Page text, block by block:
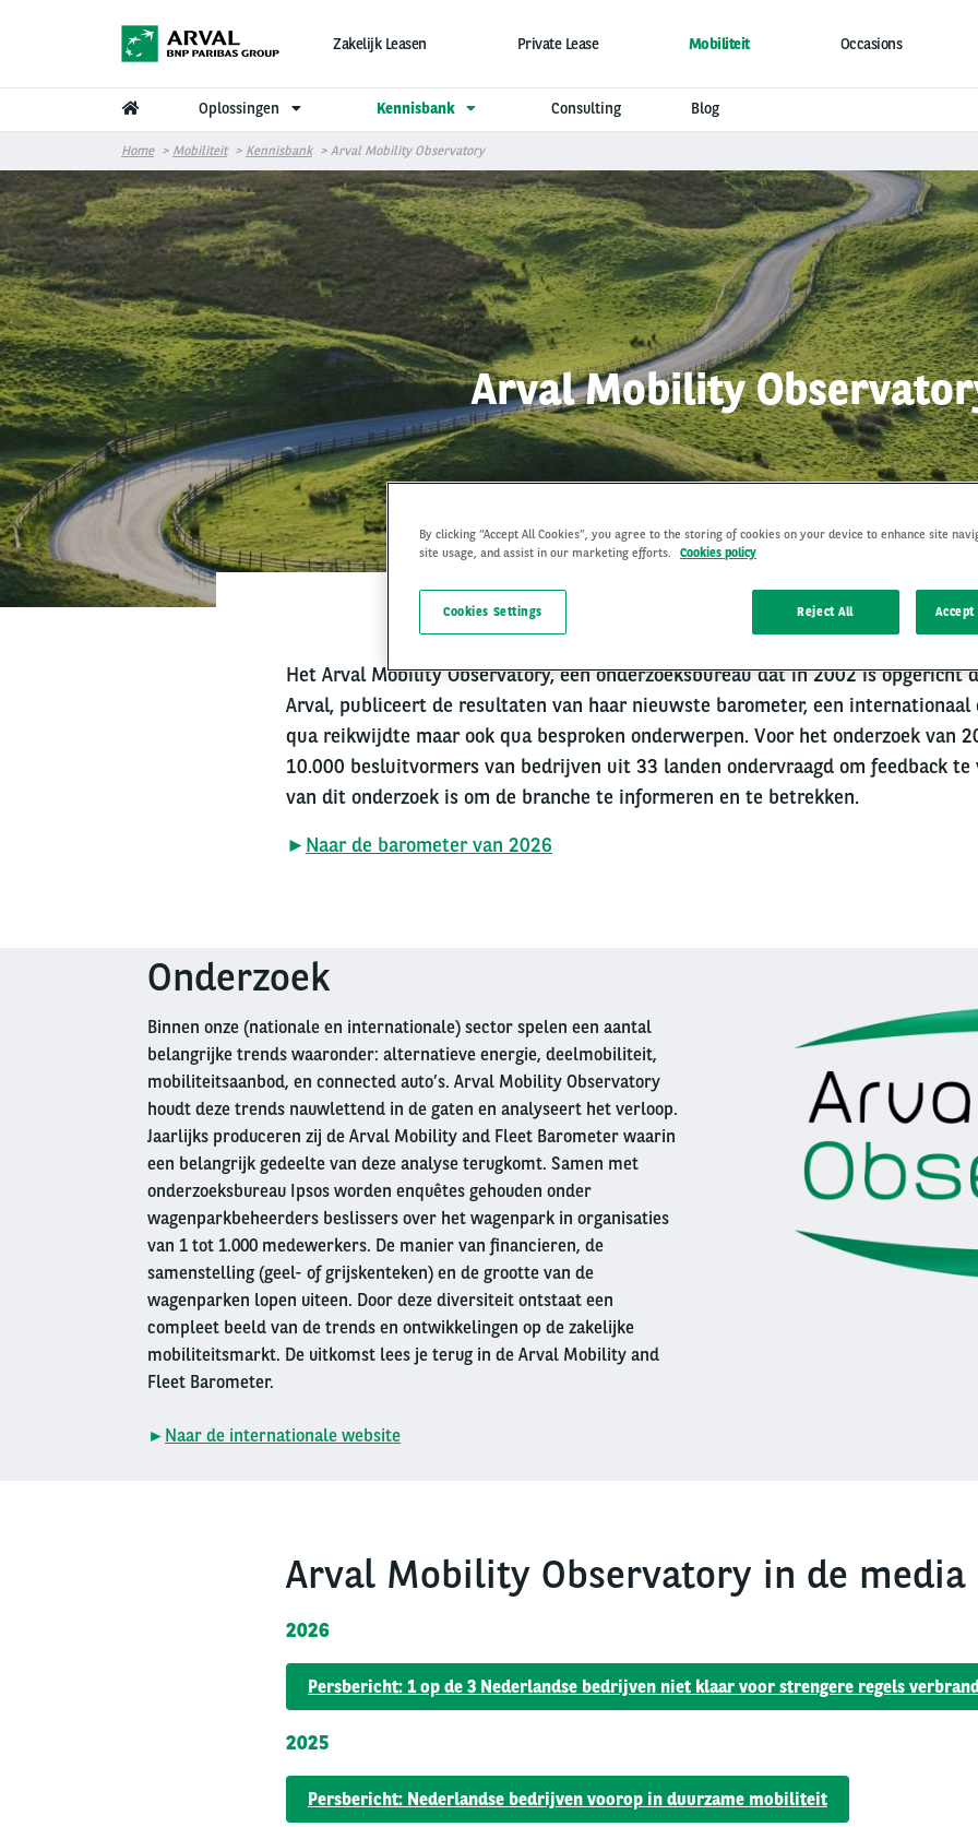
Zakelijk Leasen Private Lease Mobiliteit Occasions
Oplossingen Kennisbank Consulting Blog
Home Mobiliteit Kennisbank Arval Mobility Observatory
Arval Mobility
Het Arval Mobility Observatory, een onderzoeksbureau dat in 2002 is opgericht
Arval, publiceert de resultaten van haar nieuwste barometer, een internationaal
qua reikwijdte maar ook qua besproken onderwerpen. Voor het onderzoek van
10.000 besluitvormers van bedrijven uit 33 landen ondervraagd om feedback te
van dit onderzoek is om de branche te informeren en te betrekken.
► Naar de barometer van 2026
columnOnderzoek
Binnen onze (nationale en internationale) sector spelen een aantal
belangrijke trends waaronder: alternatieve energie, deelmobiliteit,
mobiliteitsaanbod, en connected auto’s. Arval Mobility Observatory
houdt deze trends nauwlettend in de gaten en analyseert het verloop.
Jaarlijks produceren zij de Arval Mobility and Fleet Barometer waarin
een belangrijk gedeelte van deze analyse terugkomt. Samen met
onderzoeksbureau Ipsos worden enquêtes gehouden onder
wagenparkbeheerders beslissers over het wagenpark in organisaties
van 1 tot 1.000 medewerkers. De manier van financieren, de
samenstelling (geel- of grijskenteken) en de grootte van de
wagenparken lopen uiteen. Door deze diversiteit ontstaat een
compleet beeld van de trends en ontwikkelingen op de zakelijke
mobiliteitsmarkt. De uitkomst lees je terug in de Arval Mobility and
Fleet Barometer.
► Naar de internationale website
Arval Mobility Observatory in de media
2026
Persbericht: 1 op de 3 Nederlandse bedrijven niet klaar voor strengere regels
2025
Persbericht: Nederlandse bedrijven voorop in duurzame mobiliteit
By clicking “Accept All Cookies”, you agree to the storing of cookies on your device to enhance site
site usage, and assist in our marketing efforts.
Cookies policy
Reject All Accept
Cookies Settings